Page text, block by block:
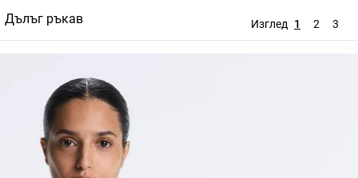
Дълъг ръкав Изглед 1 2 3